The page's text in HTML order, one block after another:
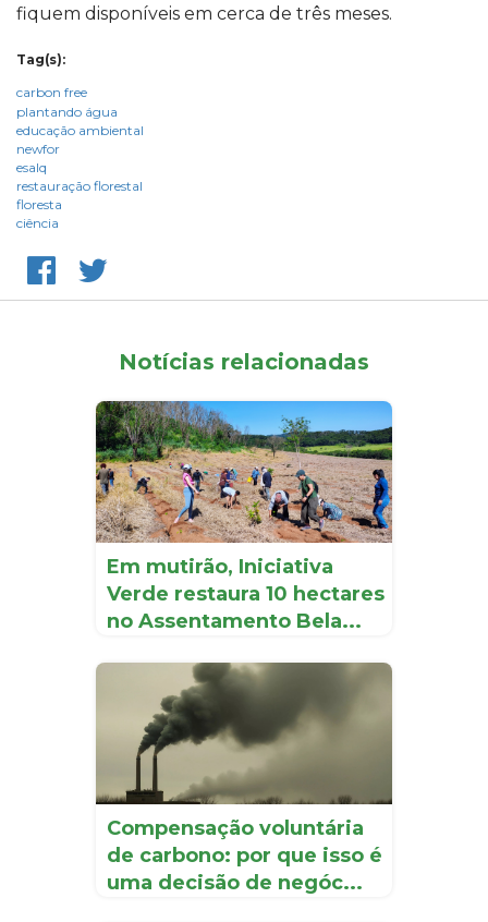
fiquem disponíveis em cerca de três meses.
Tag(s):
carbon free
plantando água
educação ambiental
newfor
esalq
restauração florestal
floresta
ciência
Notícias relacionadas
Em mutirão, Iniciativa
Verde restaura 10 hectares
no Assentamento Bela...
Compensação voluntária
de carbono: por que isso é
uma decisão de negóc...